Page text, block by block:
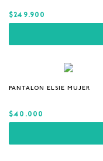
$249.900
PANTALON ELSIE MUJER
S
$40.000